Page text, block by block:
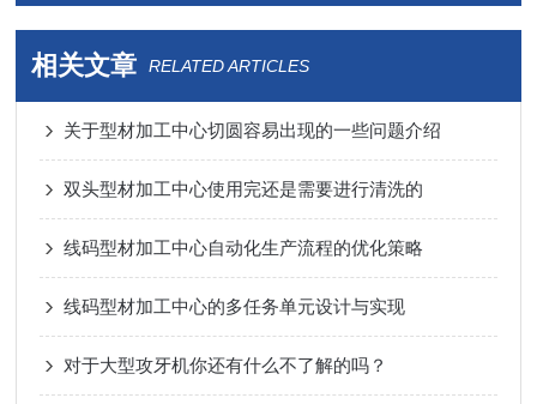
相关文章 RELATED ARTICLES
关于型材加工中心切圆容易出现的一些问题介绍
双头型材加工中心使用完还是需要进行清洗的
线码型材加工中心自动化生产流程的优化策略
线码型材加工中心的多任务单元设计与实现
对于大型攻牙机你还有什么不了解的吗？